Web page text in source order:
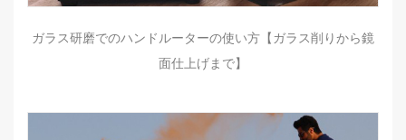
ガラス研磨でのハンドルーターの使い方【ガラス削りから鏡
面仕上げまで】